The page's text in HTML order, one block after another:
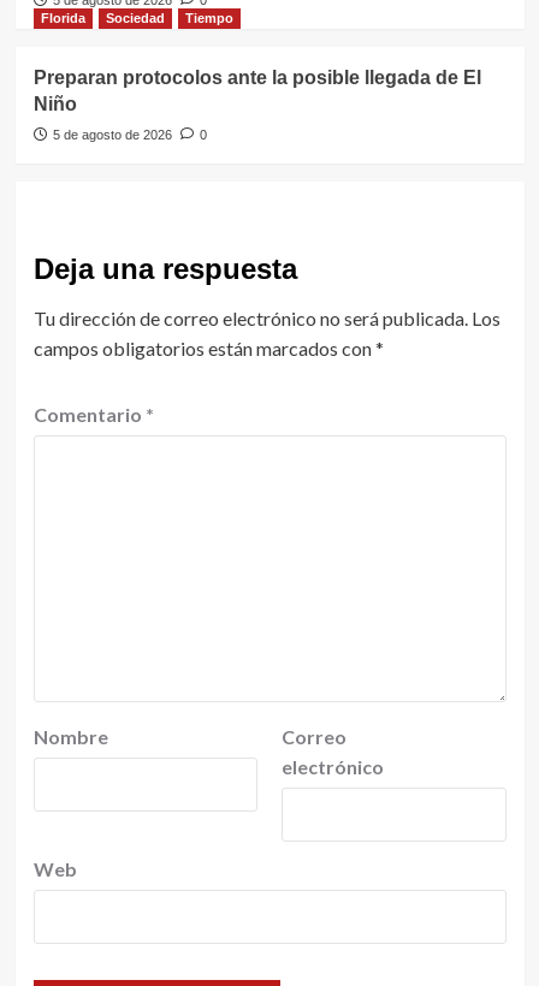
Florida
Sociedad Tiempo
Preparan protocolos ante la posible llegada de El
Niño
5 de agosto de 2026 0
Deja una respuesta
Tu dirección de correo electrónico no será publicada. Los
campos obligatorios están marcados con*
Comentario *
Nombre
Correo
electrónico
Web